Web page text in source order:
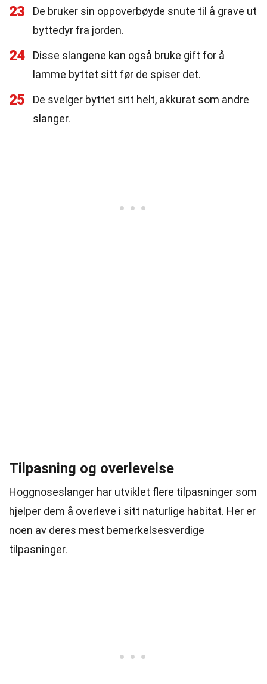
23
De bruker sin oppoverbøyde snute til å grave ut
byttedyr fra jorden.
24
Disse slangene kan også bruke gift for å
lamme byttet sitt før de spiser det.
25
De svelger byttet sitt helt, akkurat som andre
slanger.
Tilpasning og overlevelse
Hoggnoseslanger har utviklet flere tilpasninger som
hjelper dem å overleve i sitt naturlige habitat. Her er
noen av deres mest bemerkelsesverdige
tilpasninger.